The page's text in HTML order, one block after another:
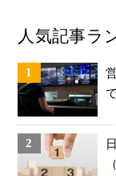
人気記事ラ